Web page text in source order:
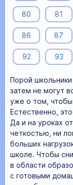
80 81
86 87
92 93
Порой
затем не могут
уже о том,
Естественно,
Да и на уроках
четкостью, ни
больших
школе. Чтобы
в области
с готовыми